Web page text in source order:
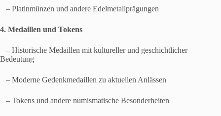
– Platinmünzen und andere Edelmetallprägungen
4. Medaillen und Tokens
– Historische Medaillen mit kultureller und geschichtlicher
Bedeutung
– Moderne Gedenkmedaillen zu aktuellen Anlässen
– Tokens und andere numismatische Besonderheiten